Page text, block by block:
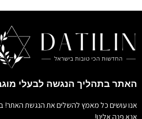
האתר בתהליך הנגשה לבעלי
אנו עושים כל מאמץ להשלים את הנגשת האתר!
אנא פנה אלינו!